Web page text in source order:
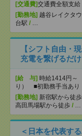
[交通費]交通費全額支給
[勤務地] 越谷レイクタ
台駅 / …
【シフト自由・
充電を繋げるだ
[給 与] 時給1414円
り） ■初勤務手当あ
[勤務地] 新宿駅から徒歩
高田馬場駅から徒歩 / …
＜日本を代表す